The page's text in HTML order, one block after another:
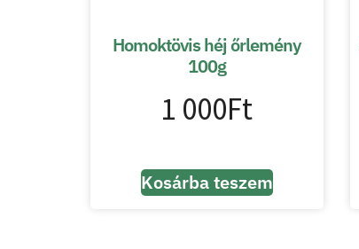
Homoktövis héj őrlemény
100g
1 000Ft
Kosárba teszem